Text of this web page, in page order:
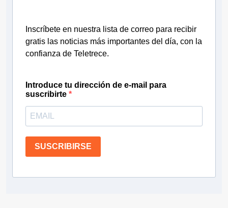
Inscríbete en nuestra lista de correo para recibir
gratis las noticias más importantes del día, con la
confianza de Teletrece.
Introduce tu dirección de e-mail para
suscribirte
SUSCRIBIRSE